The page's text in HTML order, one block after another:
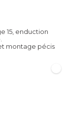
15, enduction
montage pécis